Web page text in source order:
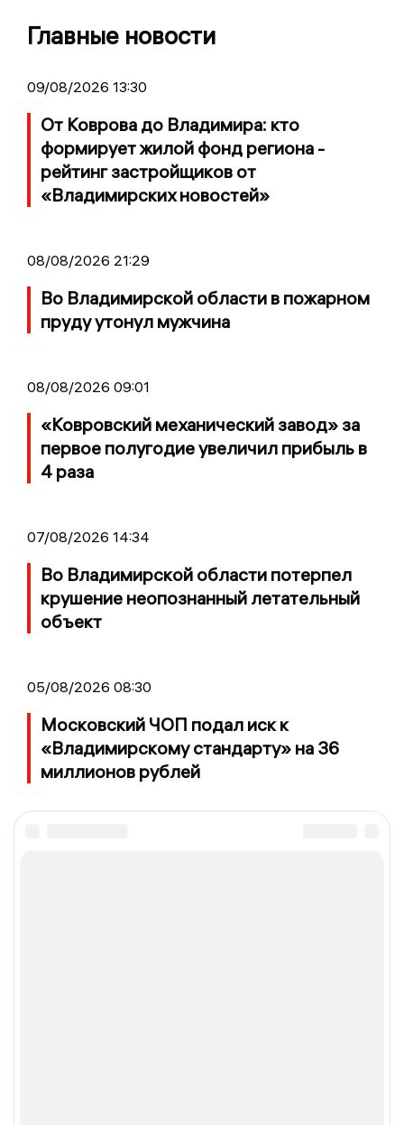
Главные новости
09/08/2026 13:30
От Коврова до Владимира: кто
формирует жилой фонд региона -
рейтинг застройщиков от
«Владимирских новостей»
08/08/2026 21:29
Во Владимирской области в пожарном
пруду утонул мужчина
08/08/2026 09:01
«Ковровский механический завод» за
первое полугодие увеличил прибыль в
4 раза
07/08/2026 14:34
Во Владимирской области потерпел
крушение неопознанный летательный
объект
05/08/2026 08:30
Московский ЧОП подал иск к
«Владимирскому стандарту» на 36
миллионов рублей